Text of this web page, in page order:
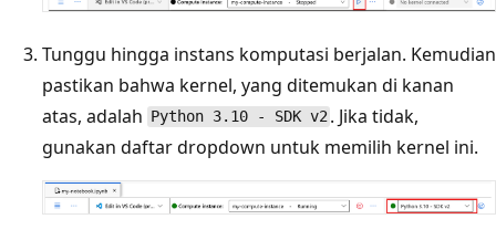
Tunggu hingga instans komputasi berjalan. Kemudian
pastikan bahwa kernel, yang ditemukan di kanan
atas, adalah Python 3.10 - SDK v2 . Jika tidak,
gunakan daftar dropdown untuk memilih kernel ini.